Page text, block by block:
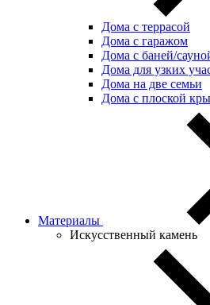
Дома с террасой
Дома с гаражом
Дома с баней/
Дома для узких
Дома на две семьи
Дома с плоской
Материалы
Искусственный камень